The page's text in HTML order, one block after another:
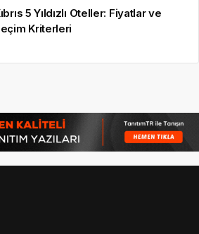
5 Yıldızlı Oteller: Fiyatlar ve
Kriterleri